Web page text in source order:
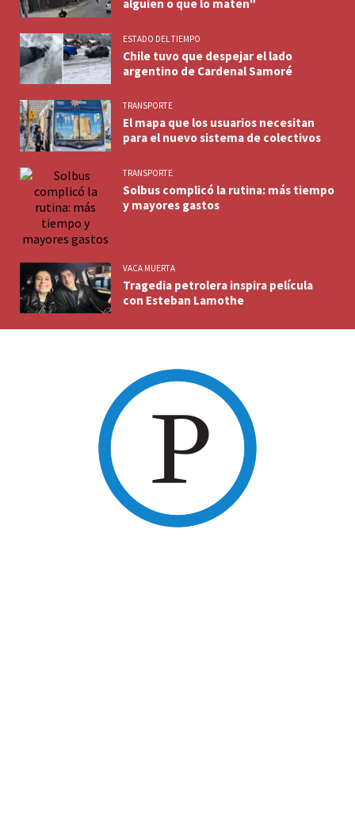
alguien o que lo maten"
ESTADO DEL TIEMPO
Chile tuvo que despejar el lado
argentino de Cardenal Samoré
TRANSPORTE
El mapa que los usuarios necesitan
para el nuevo sistema de colectivos
TRANSPORTE
Solbus complicó la rutina: más tiempo
y mayores gastos
VACA MUERTA
Tragedia petrolera inspira película
con Esteban Lamothe